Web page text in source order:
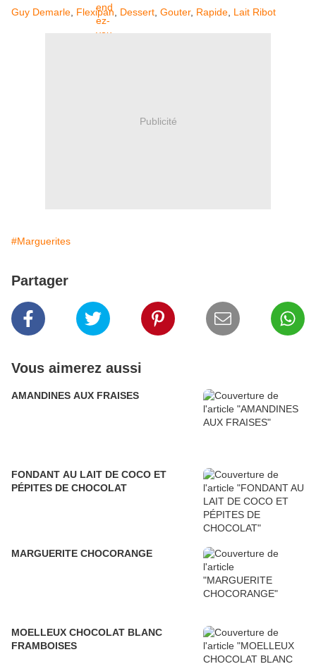
Guy Demarle Flexipan Dessert Gouter, Rapide Lait Ribot
Publicité
#Marguerites
Partager
Vous aimerez aussi
AMANDINES AUX FRAISES
FONDANT AU LAIT DE COCO ET
PÉPITES DE CHOCOLAT
MARGUERITE CHOCORANGE
MOELLEUX CHOCOLAT BLANC
FRAMBOISES